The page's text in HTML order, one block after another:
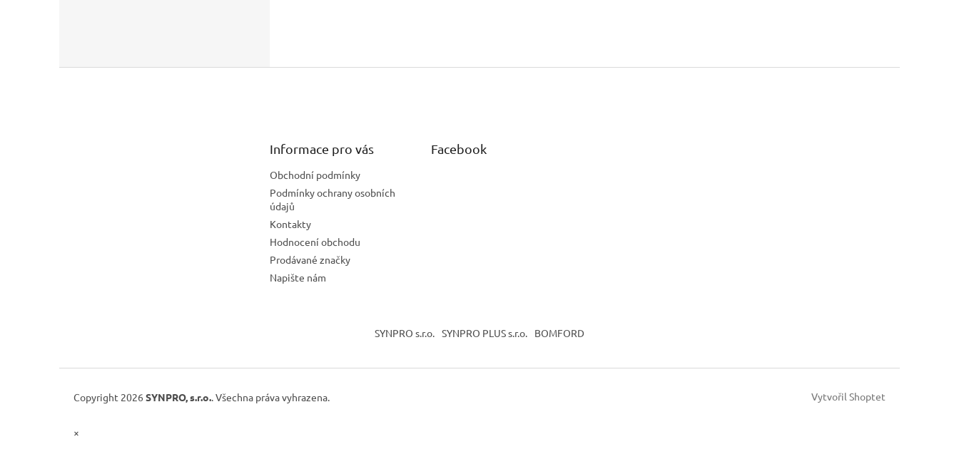
Informace pro vás
Obchodní podmínky
Podmínky ochrany osobních
údajů
Kontakty
Hodnocení obchodu
Prodávané značky
Napište nám
Facebook
SYNPRO s.r.o. SYNPRO PLUS s.r.o. BOMFORD
Vytvořil Shoptet
Copyright 2026 SYNPRO, s.r.o.. Všechna práva vyhrazena.
×